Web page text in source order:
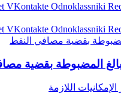
Odnoklassniki
Odnoklassniki
بقضية مصافي النفط
المضبوطة بقضية
اللازمة